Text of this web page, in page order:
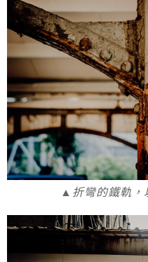
▲折彎的鐵軌，